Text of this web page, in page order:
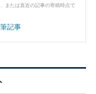
または直近の記事の寄稿時点で
記事